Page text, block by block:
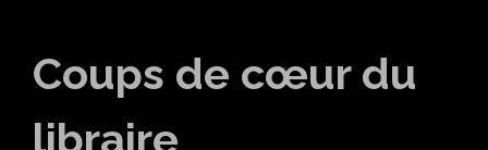
Coups de cœur du
libraire